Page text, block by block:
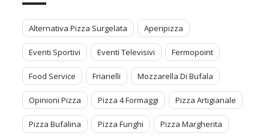
Alternativa Pizza Surgelata Aperipizza
Eventi Sportivi Eventi Televisivi Fermopoint
Food Service Friarielli Mozzarella Di Bufala
Opinioni Pizza Pizza 4 Formaggi Pizza Artigianale
Pizza Bufalina Pizza Funghi Pizza Margherita